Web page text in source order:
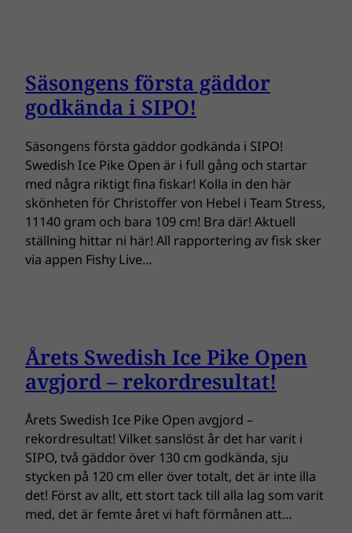
Säsongens första gäddor
godkända i SIPO!
Säsongens första gäddor godkända i SIPO!
Swedish Ice Pike Open är i full gång och startar
med några riktigt fina fiskar! Kolla in den här
skönheten för Christoffer von Hebel i Team Stress,
11140 gram och bara 109 cm! Bra där! Aktuell
ställning hittar ni här! All rapportering av fisk sker
via appen Fishy Live…
Årets Swedish Ice Pike Open
avgjord – rekordresultat!
Årets Swedish Ice Pike Open avgjord –
rekordresultat! Vilket sanslöst år det har varit i
SIPO, två gäddor över 130 cm godkända, sju
stycken på 120 cm eller över totalt, det är inte illa
det! Först av allt, ett stort tack till alla lag som varit
med, det är femte året vi haft förmånen att…